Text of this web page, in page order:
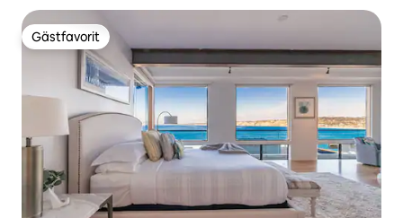
Gästfavorit
Gästfavorit